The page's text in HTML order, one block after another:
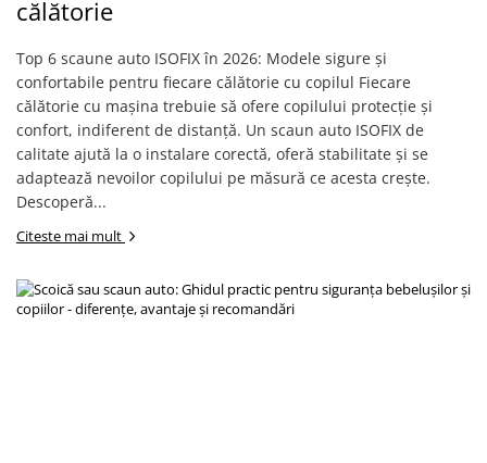
Decoratiuni
Figurine jucarii mici
Jucarii electronice
Jucarii interactive
Frumusete si Bijuterii
Jocuri de societate
călătorie
Top 6 scaune auto ISOFIX în 2026: Modele sigure și
confortabile pentru fiecare călătorie cu copilul Fiecare
călătorie cu mașina trebuie să ofere copilului protecție și
confort, indiferent de distanță. Un scaun auto ISOFIX de
calitate ajută la o instalare corectă, oferă stabilitate și se
adaptează nevoilor copilului pe măsură ce acesta crește.
Descoperă...
Citeste mai mult